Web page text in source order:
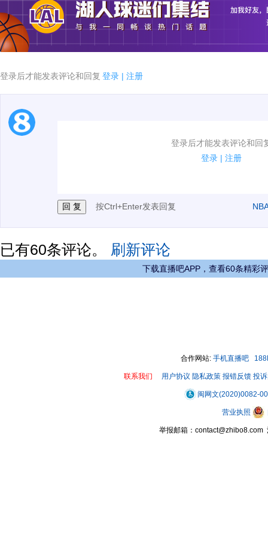
登录后才能发表评论和回复 登录 | 注册
登录后才能发表评论和回
登录 | 注册
1.电脑端新用户可以发表评论了！
按Ctrl+Enter发表回复
已有60条评论。 刷新评论
下载直播吧APP，查看60条精彩
合作网站: 手机直播吧
联系我们 用户协议 隐私政策 报错反馈 投
闽网文(2020)0082-
营业执照
举报邮箱：